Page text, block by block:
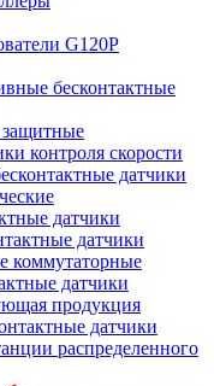
G120P
бесконтактные
защитные
контроля скорости
датчики
датчики
датчики
коммутаторные
датчики
продукция
датчики
распределенного